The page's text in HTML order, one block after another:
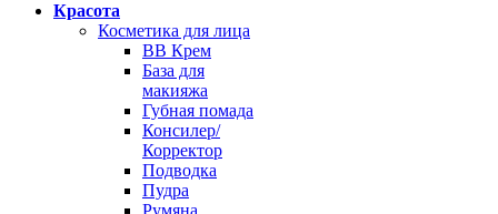
Красота
Косметика для лица
BB Крем
База для
макияжа
Губная помада
Консилер/
Корректор
Подводка
Пудра
Румяна